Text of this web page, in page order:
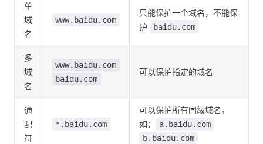
单
域
名
www.baidu.com
只能保护一个域名，不能保
护
baidu.com
多
域
名
www.baidu.com
baidu.com
可以保护指定的域名
通
配
符
*.baidu.com
可以保护所有同级域名，
如：
a.baidu.com
b.baidu.com